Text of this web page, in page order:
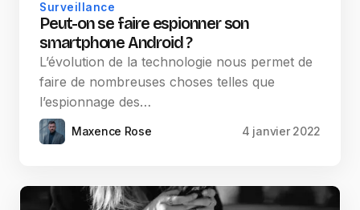
Surveillance
Peut-on se faire espionner son
smartphone Android ?
L’évolution de la technologie nous permet de
faire de nombreuses choses telles que
l’espionnage des…
Maxence Rose 4 janvier 2022